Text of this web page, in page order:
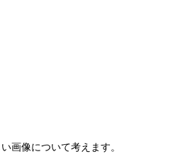
画像について考えます。